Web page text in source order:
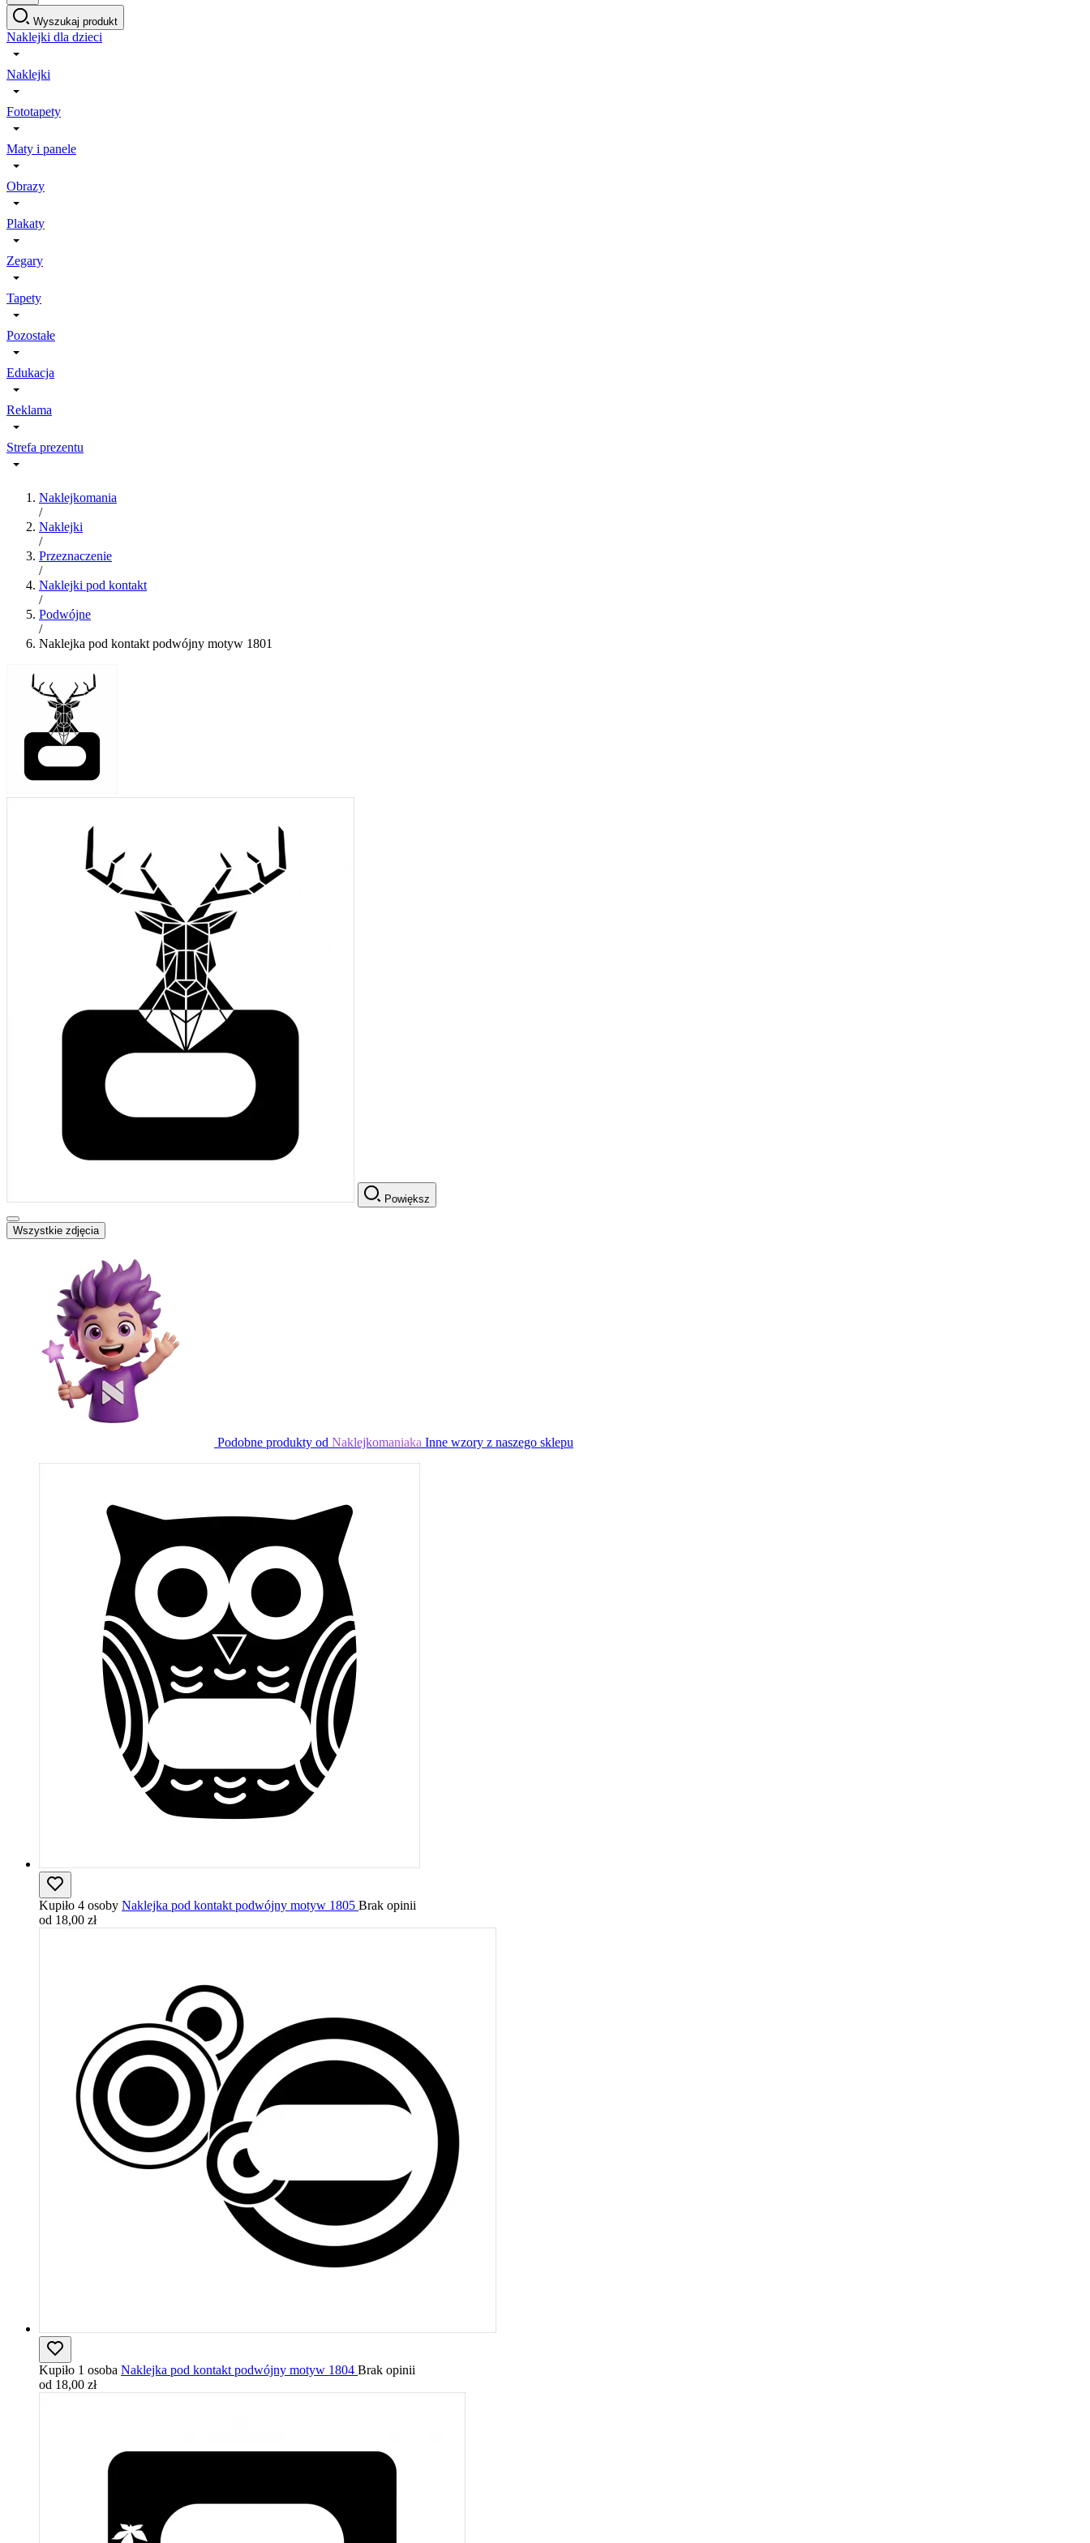
Wyszukaj produkt
Naklejki dla dzieci
Naklejki
Fototapety
Maty i panele
Obrazy
Plakaty
Zegary
Tapety
Pozostałe
Edukacja
Reklama
Strefa prezentu
Naklejkomania
/
Naklejki
/
Przeznaczenie
/
Naklejki pod kontakt
/
Podwójne
/
Naklejka pod kontakt podwójny motyw 1801
Powiększ
Wszystkie zdjęcia
Podobne produkty od Naklejkomaniaka Inne wzory z naszego sklepu
Kupiło 4 osoby Naklejka pod kontakt podwójny motyw 1805 Brak opinii
od 18,00 zł
Kupiło 1 osoba Naklejka pod kontakt podwójny motyw 1804 Brak opinii
od 18,00 zł